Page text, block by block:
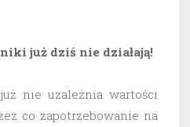
już dziś nie działają!
nie uzależnia wartości
co zapotrzebowanie na